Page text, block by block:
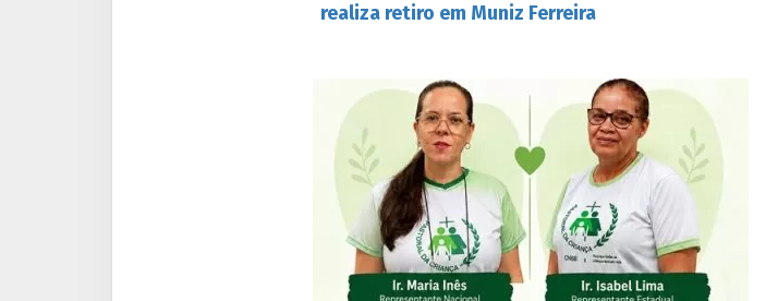
realiza retiro em Muniz Ferreira